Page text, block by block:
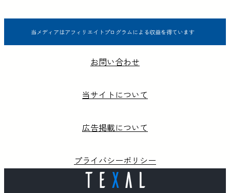
当メディアはアフィリエイトプログラムによる収益を得ています
お問い合わせ
当サイトについて
広告掲載について
プライバシーポリシー